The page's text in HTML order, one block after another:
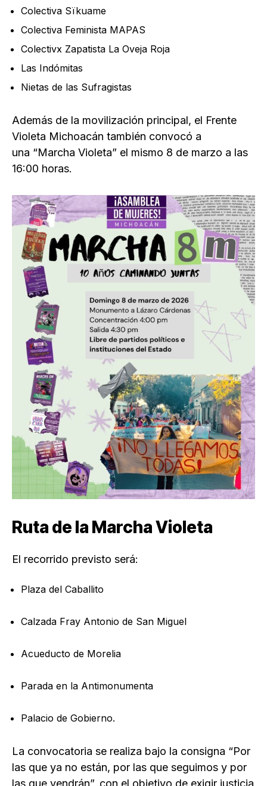
Colectiva Sïkuame
Colectiva Feminista MAPAS
Colectivx Zapatista La Oveja Roja
Las Indómitas
Nietas de las Sufragistas
Además de la movilización principal, el Frente
Violeta Michoacán también convocó a
una “Marcha Violeta” el mismo 8 de marzo a las
16:00 horas.
Ruta de la Marcha Violeta
El recorrido previsto será:
Plaza del Caballito
Calzada Fray Antonio de San Miguel
Acueducto de Morelia
Parada en la Antimonumenta
Palacio de Gobierno.
La convocatoria se realiza bajo la consigna “Por
las que ya no están, por las que seguimos y por
las que vendrán”, con el objetivo de exigir justicia